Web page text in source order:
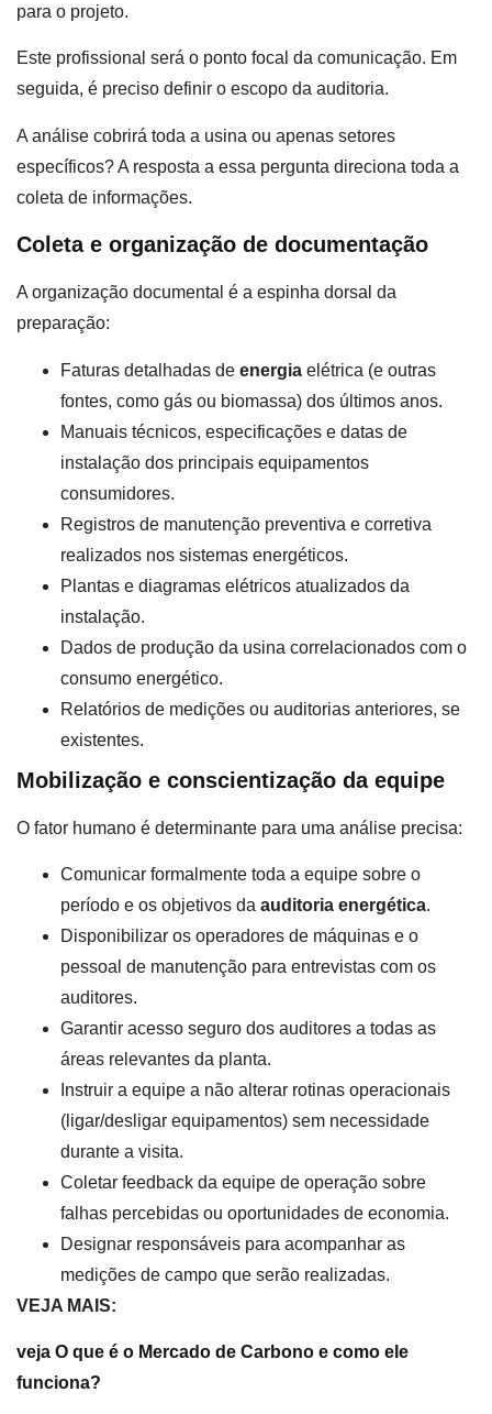
para o projeto.
Este profissional será o ponto focal da comunicação. Em
seguida, é preciso definir o escopo da auditoria.
A análise cobrirá toda a usina ou apenas setores
específicos? A resposta a essa pergunta direciona toda a
coleta de informações.
Coleta e organização de documentação
A organização documental é a espinha dorsal da
preparação:
Faturas detalhadas de energia elétrica (e outras
fontes, como gás ou biomassa) dos últimos anos.
Manuais técnicos, especificações e datas de
instalação dos principais equipamentos
consumidores.
Registros de manutenção preventiva e corretiva
realizados nos sistemas energéticos.
Plantas e diagramas elétricos atualizados da
instalação.
Dados de produção da usina correlacionados com o
consumo energético.
Relatórios de medições ou auditorias anteriores, se
existentes.
Mobilização e conscientização da equipe
O fator humano é determinante para uma análise precisa:
Comunicar formalmente toda a equipe sobre o
período e os objetivos da auditoria energética.
Disponibilizar os operadores de máquinas e o
pessoal de manutenção para entrevistas com os
auditores.
Garantir acesso seguro dos auditores a todas as
áreas relevantes da planta.
Instruir a equipe a não alterar rotinas operacionais
(ligar/desligar equipamentos) sem necessidade
durante a visita.
Coletar feedback da equipe de operação sobre
falhas percebidas ou oportunidades de economia.
Designar responsáveis para acompanhar as
medições de campo que serão realizadas.
VEJA MAIS:
veja O que é o Mercado de Carbono e como ele
funciona?